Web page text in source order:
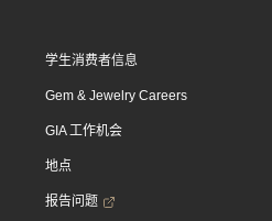
学生消费者信息
Gem & Jewelry Careers
GIA 工作机会
地点
报告问题